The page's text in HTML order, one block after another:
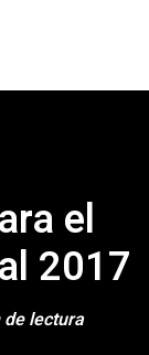
el
2017
de lectura